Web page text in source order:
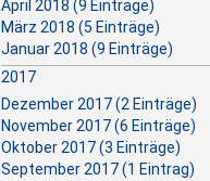
April 2018 (9 Einträge)
März 2018 (5 Einträge)
Januar 2018 (9 Einträge)
2017
Dezember 2017 (2 Einträge)
November 2017 (6 Einträge)
Oktober 2017 (3 Einträge)
September 2017 (1 Eintrag)